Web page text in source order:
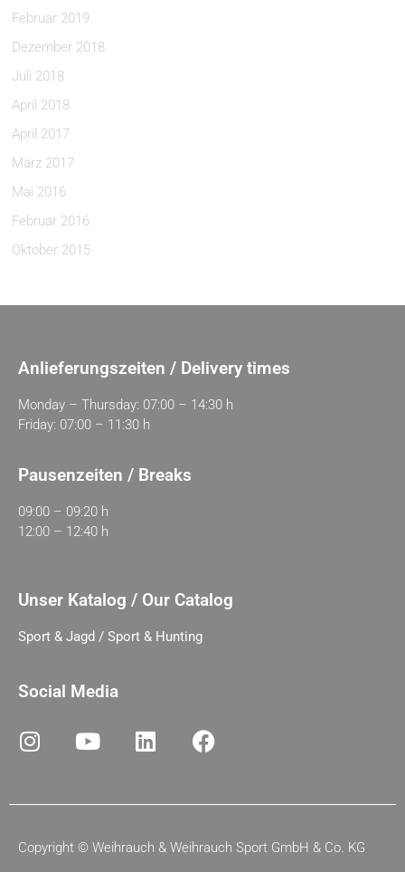
Februar 2019
Dezember 2018
Juli 2018
April 2018
April 2017
März 2017
Mai 2016
Februar 2016
Oktober 2015
Anlieferungszeiten / Delivery times
Monday – Thursday: 07:00 – 14:30 h
Friday: 07:00 – 11:30 h
Pausenzeiten / Breaks
09:00 – 09:20 h
12:00 – 12:40 h
Unser Katalog / Our Catalog
Sport & Jagd / Sport & Hunting
Social Media
Copyright © Weihrauch & Weihrauch Sport GmbH & Co. KG